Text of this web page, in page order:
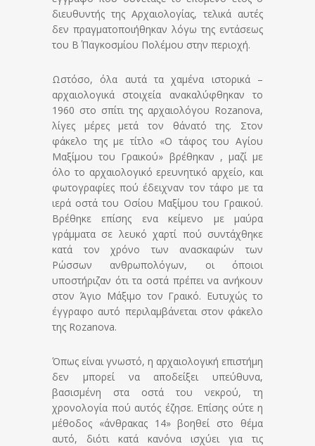
διευθυντής της Αρχαιολογίας, τελικά αυτές
δεν πραγματοποιήθηκαν λόγω της εντάσεως
του Β΄ Παγκοσμίου Πολέμου στην περιοχή.
Ωστόσο, όλα αυτά τα χαμένα ιστορικά –
αρχαιολογικά στοιχεία ανακαλύφθηκαν το
1960 στο σπίτι της αρχαιολόγου Rozanova,
λίγες μέρες μετά τον θάνατό της. Στον
φάκελο της με τίτλο «Ο τάφος του Αγίου
Μαξίμου του Γραικού» βρέθηκαν , μαζί με
όλο το αρχαιολογικό ερευνητικό αρχείο, και
φωτογραφίες πού έδειχναν τον τάφο με τα
ιερά οστά του Οσίου Μαξίμου του Γραικού.
Βρέθηκε επίσης ενα κείμενο με μαύρα
γράμματα σε λευκό χαρτί πού συντάχθηκε
κατά τον χρόνο των ανασκαφών των
Ρώσσων ανθρωπολόγων, οι όποιοι
υποστήριζαν ότι τα οστά πρέπει να ανήκουν
στον Άγιο Μάξιμο τον Γραικό. Ευτυχώς το
έγγραφο αυτό περιλαμβάνεται στον φάκελο
της Rozanova.
Όπως είναι γνωστό, η αρχαιολογική επιστήμη
δεν μπορεί να αποδείξει υπεύθυνα,
βασισμένη στα οστά του νεκρού, τη
χρονολογία πού αυτός έζησε. Επίσης ούτε η
μέθοδος «άνθρακας 14» βοηθεί στο θέμα
αυτό, διότι κατά κανόνα ισχύει για τις